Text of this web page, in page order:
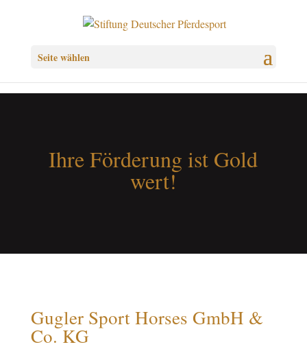
Seite wählen
Ihre Förderung ist Gold
wert!
Gugler Sport Horses GmbH &
Co. KG